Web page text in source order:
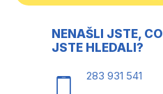
NENAŠLI JSTE, CO
JSTE HLEDALI?
283 931 541